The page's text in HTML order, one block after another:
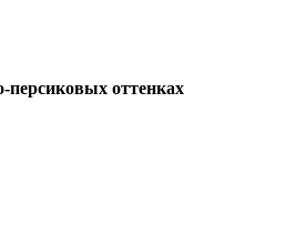
персиковых оттенках